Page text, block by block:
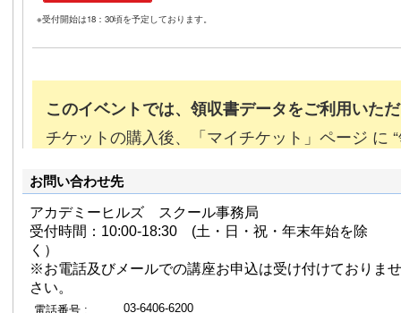
お問い合わせ先
アカデミーヒルズ スクール事務局
受付時間：10:00-18:30 (土・日・祝・年末年始を除
く）
※お電話及びメールでの講座お申込は受け付けておりま
さい。
電話番号 :
03-6406-6200